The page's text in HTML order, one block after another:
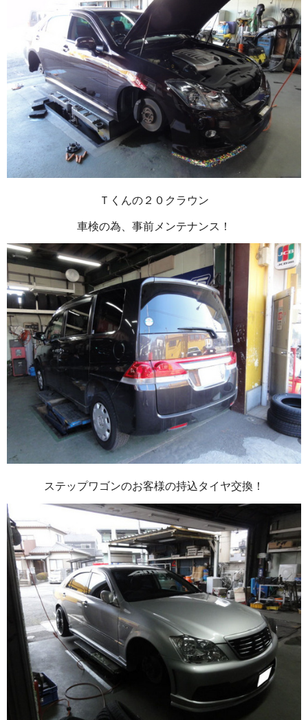
Ｔくんの２０クラウン
車検の為、事前メンテナンス！
ステップワゴンのお客様の持込タイヤ交換！